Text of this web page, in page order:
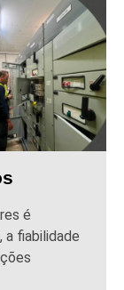
é
a fiabilidade